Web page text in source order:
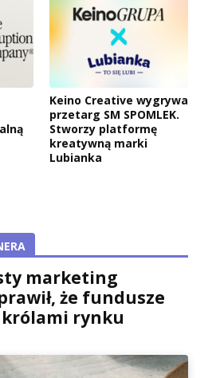
Keino Creative wygrywa
przetarg SM SPOMLEK.
Stworzy platformę
kreatywną marki
Lubianka
marketing
że fundusze
królami rynku